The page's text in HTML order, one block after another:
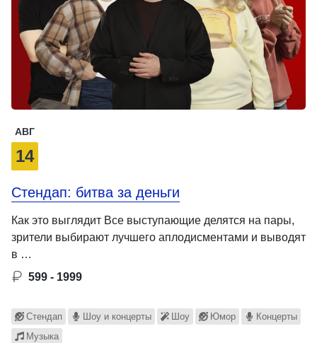
АВГ
14
Стендап: битва за деньги
Как это выглядит Все выступающие делятся на пары,
зрители выбирают лучшего аплодисментами и выводят
в …
599 - 1999
Стендап Шоу и концерты Шоу Юмор
Концерты
Музыка